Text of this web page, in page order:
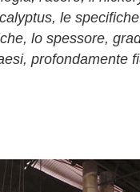
le
lo spessore,
profondamente